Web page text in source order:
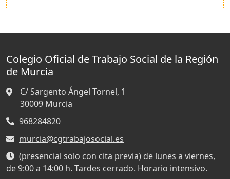
Colegio Oficial de Trabajo Social de la Región
de Murcia
C/ Sargento Ángel Tornel, 1
30009 Murcia
968284820
murcia@cgtrabajosocial.es
(presencial solo con cita previa) de lunes a viernes,
de 9:00 a 14:00 h. Tardes cerrado. Horario intensivo.